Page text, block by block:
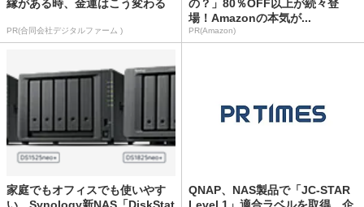
縁がある時、金運はこう変わる
PR(合同会社デジタルファーム )
の？」80％OFF以上が続々登
場！Amazonの本気が...
PR(Amazon)
家庭でもオフィスでも使いやす
QNAP、NAS製品で「JC-STAR